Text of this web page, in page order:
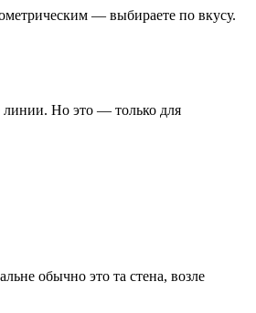
— выбираете по вкусу.
Но это — только для
обычно это та стена, возле